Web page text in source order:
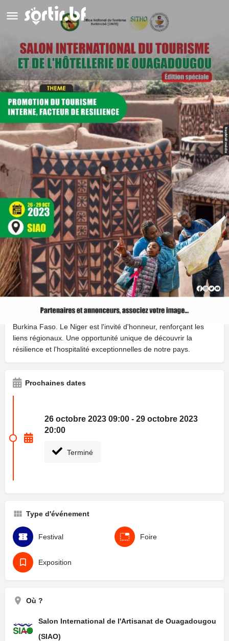
Salon International du Tourisme et
de l’Hôtellerie de Ouagadougou
(SITHO)
Détails Avis 0
Laisser un avis Ajouter aux favoris
Description
Le Salon International du Tourisme et de l’Hôtellerie de
Ouagadougou (SITHO) et la Vitrine internationale du Tourisme
de l’Hôtellerie et de la Restauration de Ouagadougou
(VITHRO) sont ouverts du 26 au 29 octobre 2023 au Salon
International de l’Artisanat de Ouagadougou Burkina (SIAO)
avec le thème central : « Promotion du tourisme interne,
préjugés et à célébrer la richesse culturelle et naturelle du
Burkina Faso. Le Niger est l'invité d'honneur, renforçant les
liens régionaux. Une opportunité unique de découvrir la
résilience et l'hospitalité exceptionnelles de notre pays.
Prochaines dates
26 octobre 2023 09:00 - 29 octobre 2023
20:00
Terminé
Type d'événement
Festival Foire
Exposition
Où ?
Salon International de l'Artisanat de Ouagadougou
(SIAO)